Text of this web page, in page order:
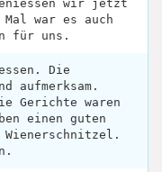
wir jetzt
war es auch
für uns.
Die
aufmerksam.
Gerichte waren
einen guten
Wienerschnitzel.